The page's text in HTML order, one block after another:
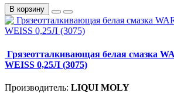
В корзину
Грязеотталкивающая белая смазка
WEISS 0,25Л (3075)
Производитель: LIQUI MOLY